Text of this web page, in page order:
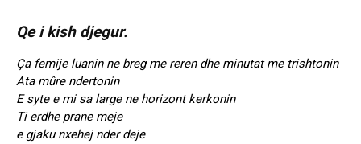
Qe i kish djegur.
Ça femije luanin ne breg me reren dhe minutat me trishtonin
Ata mûre ndertonin
E syte e mi sa large ne horizont kerkonin
Ti erdhe prane meje
e gjaku nxehej nder deje